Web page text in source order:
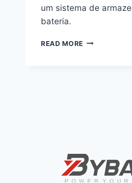
um sistema de
bateria.
READ MORE